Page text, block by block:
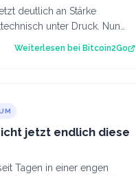
deutlich an Stärke
unter Druck. Nun
US-Dollar in den…
Weiterlesen bei Bitcoin2Go
jetzt endlich diese
Tagen in einer engen